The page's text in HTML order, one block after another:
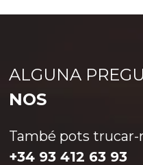
hauria de ser de visita
ALGUNA
NOS
També pots trucar-
+34 93 412 63 93